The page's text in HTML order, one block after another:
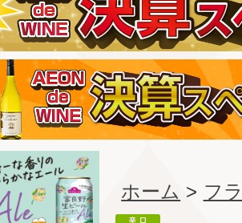
ホーム > フ